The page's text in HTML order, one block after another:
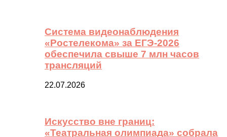
Система видеонаблюдения
«Ростелекома» за ЕГЭ-2026
обеспечила свыше 7 млн часов
трансляций
22.07.2026
Искусство вне границ:
«Театральная олимпиада» собрала